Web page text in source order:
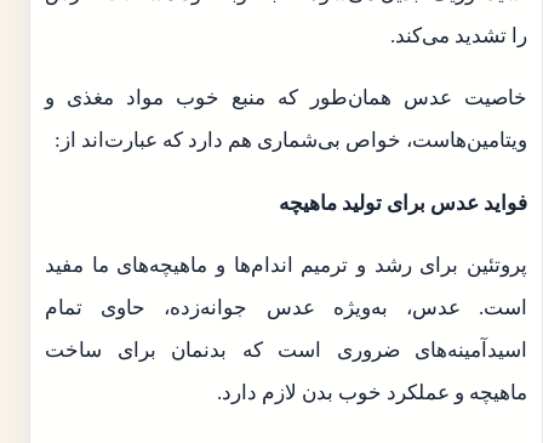
را تشدید می‌کند.
خاصیت عدس همان‌طور که منبع خوب مواد مغذی و
ویتامین‌هاست، خواص بی‌شماری هم دارد که عبارت‌اند از:
فواید عدس برای تولید ماهیچه
پروتئین برای رشد و ترمیم اندام‌ها و ماهیچه‌های ما مفید
است. عدس، به‌ویژه عدس جوانه‌زده، حاوی تمام
اسیدآمینه‌های ضروری است که بدنمان برای ساخت
ماهیچه و عملکرد خوب بدن لازم دارد.